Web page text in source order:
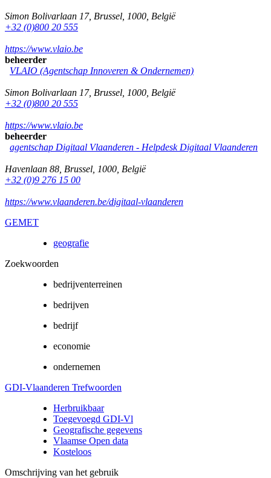
Simon Bolivarlaan 17, Brussel 1000 België
+32 (0)800 20 555
https://www.vlaio.be
beheerder
VLAIO (Agentschap Innoveren & Ondernemen)
Simon Bolivarlaan 17, Brussel 1000 België
+32 (0)800 20 555
https://www.vlaio.be
beheerder
agentschap Digitaal Vlaanderen - Helpdesk Digitaal Vlaanderen
Havenlaan 88 Brussel 1000 België
+32 (0)9 276 15 00
https://www.vlaanderen.be/digitaal-vlaanderen
GEMET
geografie
Zoekwoorden
bedrijventerreinen
bedrijven
bedrijf
economie
ondernemen
GDI-Vlaanderen Trefwoorden
Herbruikbaar
Toegevoegd GDI-Vl
Geografische gegevens
Vlaamse Open data
Kosteloos
Omschrijving van het gebruik